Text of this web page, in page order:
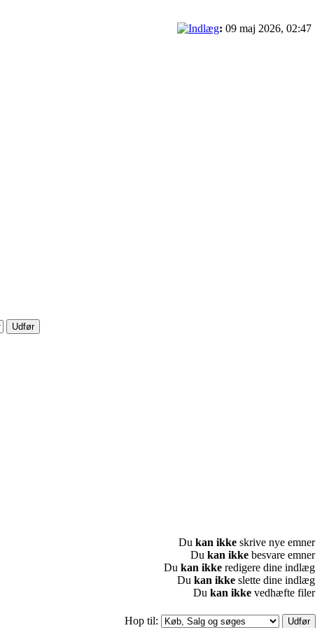
: 09 maj 2026, 02:47
Du kan ikke skrive nye emner
Du kan ikke besvare emner
Du kan ikke redigere dine indlæg
Du kan ikke slette dine indlæg
Du kan ikke vedhæfte filer
Hop til: